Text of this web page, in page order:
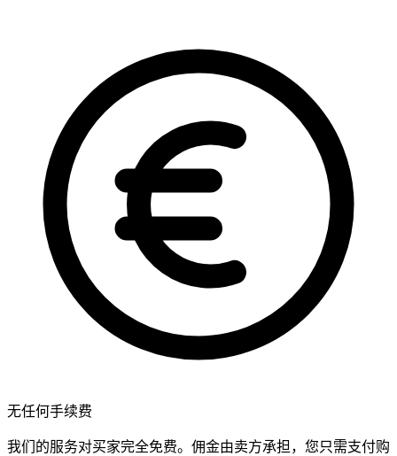
无任何手续费
我们的服务对买家完全免费。佣金由卖方承担，您只需支付购